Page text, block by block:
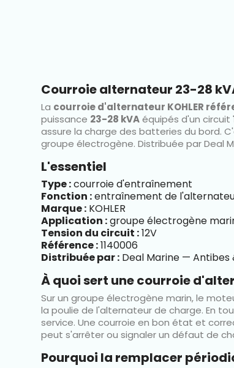
Courroie alternateur 23-28
La courroie d'alternateur KOHLER
puissance 23-28 kVAéquipés d'un circuit
assure la charge des batteries du bord.
groupe électrogène. Distribuée par Deal
L'essentiel
Type :courroie d'entraînement
Fonction :entraînement de
Marque : KOHLER
Application :groupe électrogène
Tension du circuit :12V
Référence :1140006
Distribuée par : Deal Marine — Antibes
À quoi sert une courroie
Sur un groupe électrogène marin, le
la poulie de l'alternateur de charge. En
service. Une courroie en bon état et
peut s'arrêter ou signaler un défaut de
Pourquoi la remplacer